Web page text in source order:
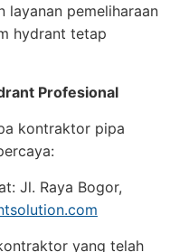
layanan pemeliharaan
hydrant tetap
Profesional
kontraktor pipa
Jl. Raya Bogor,
yang telah